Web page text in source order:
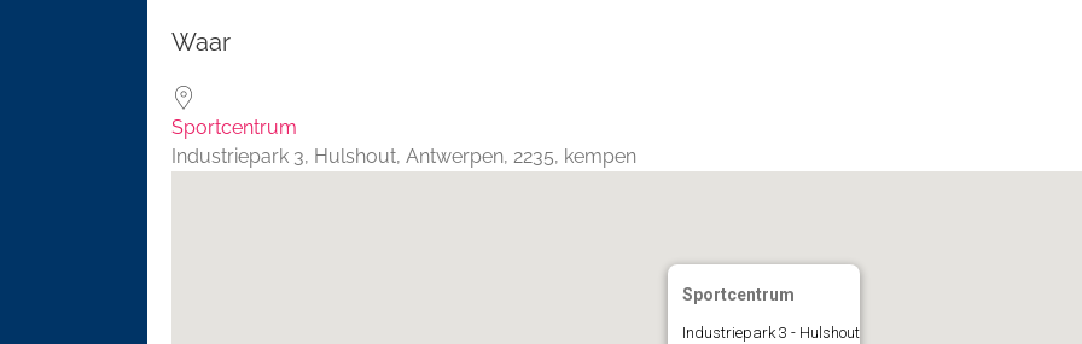
Waar
Sportcentrum
Industriepark 3, Hulshout, Antwerpen, 2235, kempen
Sportcentrum
Industriepark 3 - Hulshout